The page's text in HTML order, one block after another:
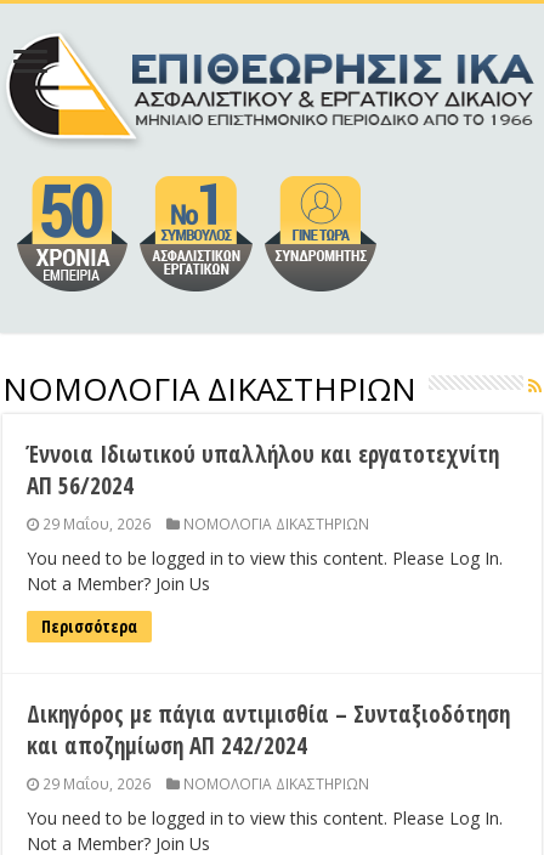
ΝΟΜΟΛΟΓΙΑ ΔΙΚΑΣΤΗΡΙΩΝ
Έννοια Ιδιωτικού υπαλλήλου και εργατοτεχνίτη
ΑΠ 56/2024
29 Μαΐου, 2026 ΝΟΜΟΛΟΓΙΑ ΔΙΚΑΣΤΗΡΙΩΝ
You need to be logged in to view this content. Please Log In.
Not a Member? Join Us
Περισσότερα
Δικηγόρος με πάγια αντιμισθία – Συνταξιοδότηση
και αποζημίωση ΑΠ 242/2024
29 Μαΐου, 2026 ΝΟΜΟΛΟΓΙΑ ΔΙΚΑΣΤΗΡΙΩΝ
You need to be logged in to view this content. Please Log In.
Not a Member? Join Us